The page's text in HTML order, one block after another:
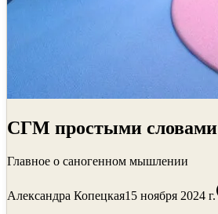
СГМ простыми словами
Главное о саногенном мышлении
Александра Копецкая15 ноября 2024 г.